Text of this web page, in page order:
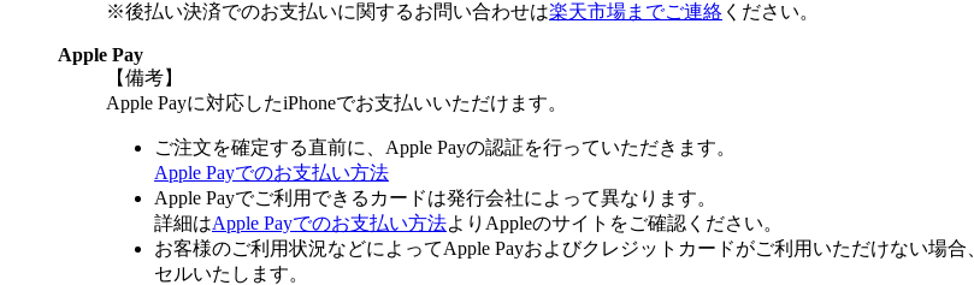
※後払い決済でのお支払いに関するお問い合わせは楽天市場までご連絡 ください。
Apple Pay
【備考】
Apple Payに対応したiPhoneでお支払いいただけます。
ご注文を確定する直前に、Apple Payの認証を行っていただきます。
Apple Payでのお支払い方法
Apple Payでご利用できるカードは発行会社によって異なります。
詳細はApple Payでのお支払い方法よりAppleのサイトをご確認ください。
お客様のご利用状況などによってApple Payおよびクレジットカードがご利用いただけない場
セルいたします。